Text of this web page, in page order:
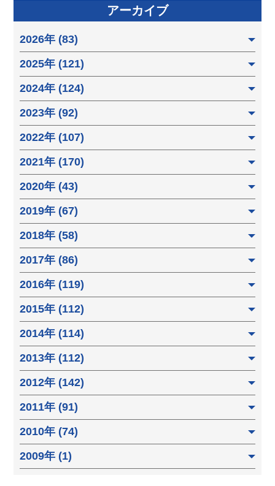
アーカイブ
2026年 (83)
2025年 (121)
2024年 (124)
2023年 (92)
2022年 (107)
2021年 (170)
2020年 (43)
2019年 (67)
2018年 (58)
2017年 (86)
2016年 (119)
2015年 (112)
2014年 (114)
2013年 (112)
2012年 (142)
2011年 (91)
2010年 (74)
2009年 (1)